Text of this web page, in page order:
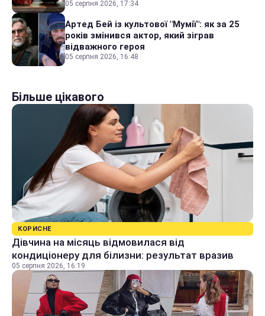
05 серпня 2026, 17:34
Артед Бей із культової "Мумії": як за 25
років змінився актор, який зіграв
відважного героя
05 серпня 2026, 16:48
Більше цікавого
КОРИСНЕ
Дівчина на місяць відмовилася від
кондиціонеру для білизни: результат вразив
05 серпня 2026, 16:19